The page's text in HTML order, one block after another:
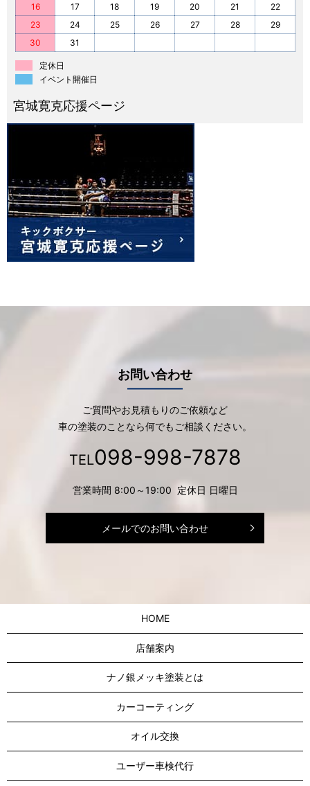
16
17 18 19 20 21
22
23
24 25 26 27 28
29
30
31
定休日
イベント開催日
お問い合わせ
ご質問やお見積もりのご依頼など
車の塗装のことなら何でもご相談ください。
TEL098-998-7878
営業時間 8:00～19:00 定休日 日曜日
メールでのお問い合わせ
HOME
店舗案内
ナノ銀メッキ塗装とは
カーコーティング
オイル交換
ユーザー車検代行